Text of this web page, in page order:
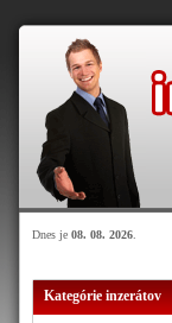
Dnes je 08. 08. 2026
Kategórie inzerátov